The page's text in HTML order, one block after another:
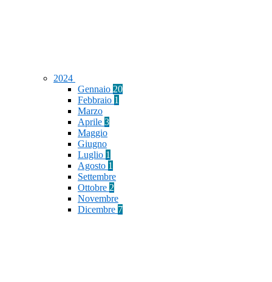
2024
Gennaio 20
Febbraio 1
Marzo
Aprile 3
Maggio
Giugno
Luglio 1
Agosto 1
Settembre
Ottobre 2
Novembre
Dicembre 7